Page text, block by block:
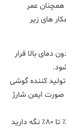
همچنان عمر
های زیر
دمای بالا قرار
کننده گوشی
صورت ایمن شارژ
شارژ گوشی را تا حد امکان در محدوده ۲۰٪ تا ۸۰٪ نگه دارید